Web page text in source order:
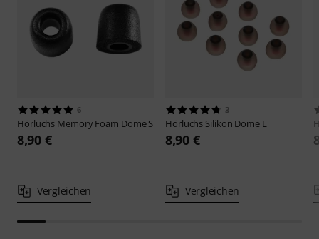
6
Hörluchs Memory Foam Dome S
8,90 €
Vergleichen
3
Hörluchs Silikon Dome L
8,90 €
Vergleichen